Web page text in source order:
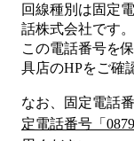
回線種別は固定
話株式会社です。
この電話番号を
具店のHPをご確
なお、固定電話番
定電話番号「 0879